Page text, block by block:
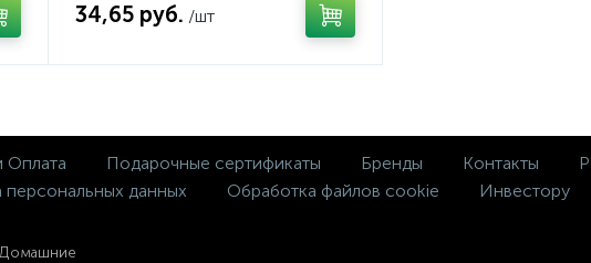
34,65 руб. /шт
Оплата Подарочные сертификаты Бренды Контакты
персональных данных Обработка файлов cookie Инвестору